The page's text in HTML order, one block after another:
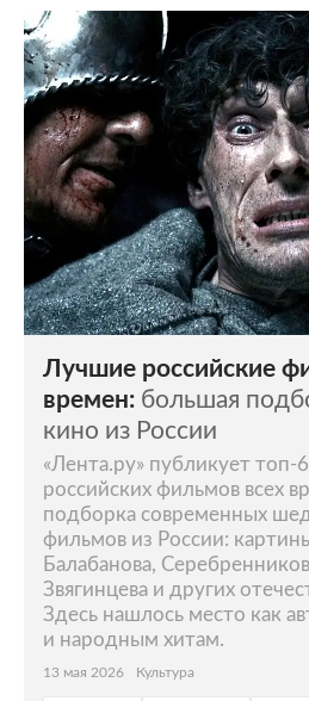
Лучшие российские
времен: большая
кино из России
«Лента.ру» публикует топ-
российских фильмов всех
подборка современных
фильмов из России:
Балабанова,
Звягинцева и других
Здесь нашлось место как
и народным хитам.
13 мая 2026 Культура